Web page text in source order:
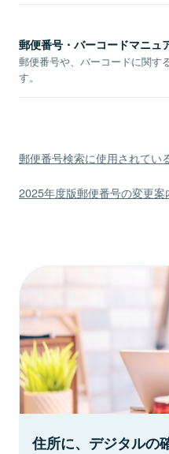
郵便番号・バーコードマニュ
郵便番号や、バーコードに関す
す。
郵便番号検索に使用されてい
2025年度版郵便番号の変更案
住所に、デジタルの